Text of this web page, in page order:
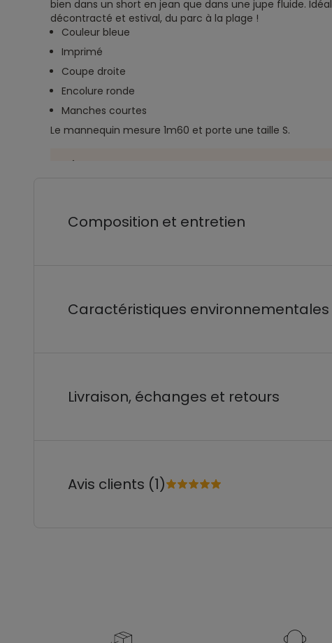
bien dans un short en jean que dans une jupe fluide.
décontracté et estival, du parc à la plage !
Couleur bleue
Imprimé
Coupe droite
Encolure ronde
Manches courtes
Le mannequin mesure 1m60 et porte une taille S.
Composition et entretien
Caractéristiques environnementales
Livraison, échanges et retours
Avis clients (1)